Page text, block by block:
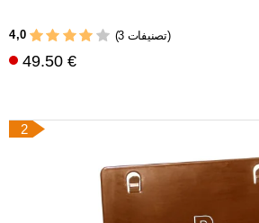
4,0 (3 تصنيفات)
49.50 €
2